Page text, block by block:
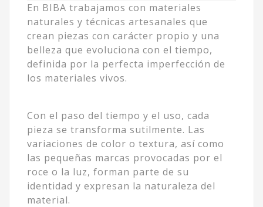
En BIBA trabajamos con materiales
naturales y técnicas artesanales que
crean piezas con carácter propio y una
belleza que evoluciona con el tiempo,
definida por la perfecta imperfección de
los materiales vivos.
Con el paso del tiempo y el uso, cada
pieza se transforma sutilmente. Las
variaciones de color o textura, así como
las pequeñas marcas provocadas por el
roce o la luz, forman parte de su
identidad y expresan la naturaleza del
material.